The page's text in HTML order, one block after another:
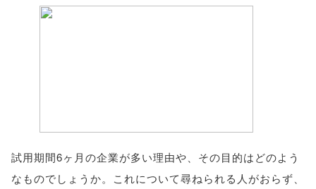
試用期間6ヶ月の企業が多い理由や、その目的はどのよう
なものでしょうか。これについて尋ねられる人がおらず、